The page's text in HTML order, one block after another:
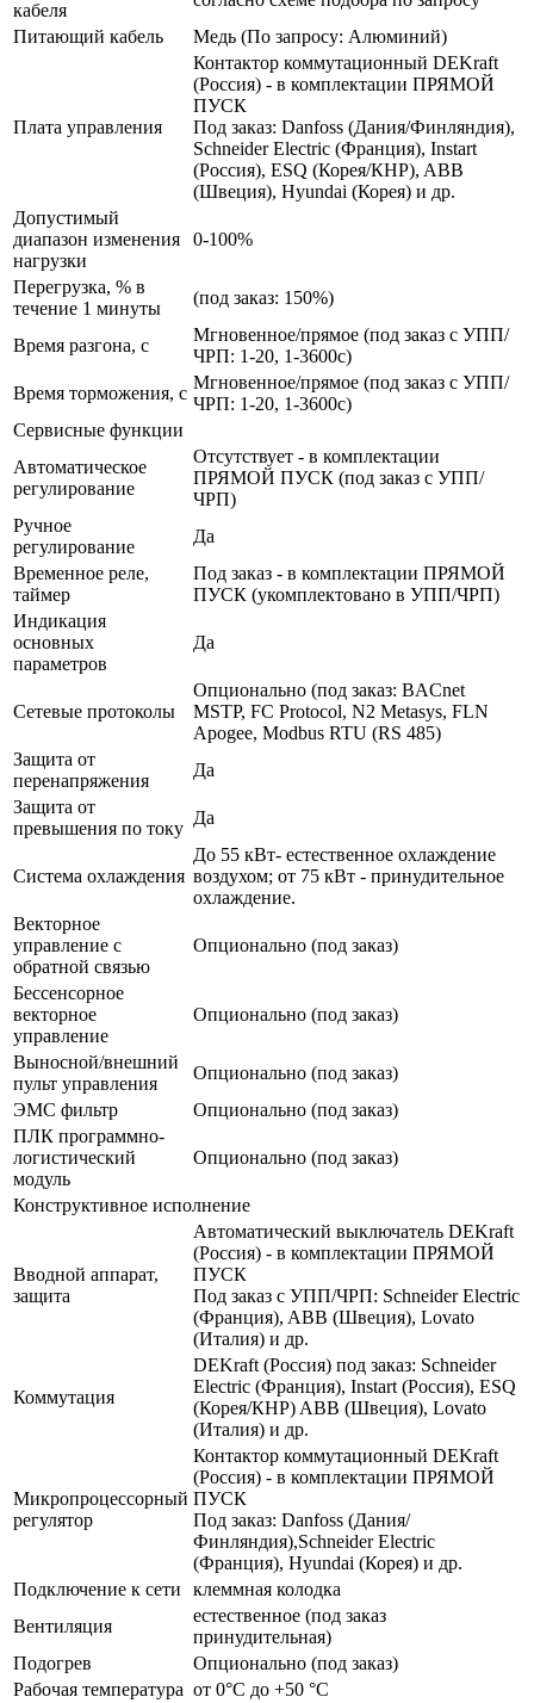
кабеля
Питающий кабель
Медь (По запросу: Алюминий)
Плата управления
Контактор коммутационный DEKraft
(Россия) - в комплектации ПРЯМОЙ
ПУСК
Под заказ: Danfoss (Дания/Финляндия),
Schneider Electric (Франция), Instart
(Россия), ESQ (Корея/КНР), ABB
(Швеция), Hyundai (Корея) и др.
Допустимый
диапазон изменения
нагрузки
0-100%
Перегрузка, % в
течение 1 минуты
(под заказ: 150%)
Время разгона, с
Мгновенное/прямое (под заказ с УПП/
ЧРП: 1-20, 1-3600с)
Время торможения, с
Мгновенное/прямое (под заказ с УПП/
ЧРП: 1-20, 1-3600с)
Сервисные функции
Автоматическое
регулирование
Отсутствует - в комплектации
ПРЯМОЙ ПУСК (под заказ с УПП/
ЧРП)
Ручное
регулирование
Да
Временное реле,
таймер
Под заказ - в комплектации ПРЯМОЙ
ПУСК (укомплектовано в УПП/ЧРП)
Индикация
основных
параметров
Да
Сетевые протоколы
Опционально (под заказ: BACnet
MSTP, FC Protocol, N2 Metasys, FLN
Apogee, Modbus RTU (RS 485)
Защита от
перенапряжения
Да
Защита от
превышения по току
Да
Система охлаждения
До 55 кВт- естественное охлаждение
воздухом; от 75 кВт - принудительное
охлаждение.
Векторное
управление с
обратной связью
Опционально (под заказ)
Бессенсорное
векторное
управление
Опционально (под заказ)
Выносной/внешний
пульт управления
Опционально (под заказ)
ЭМС фильтр
Опционально (под заказ)
ПЛК программно-
логистический
модуль
Опционально (под заказ)
Конструктивное исполнение
Вводной аппарат,
защита
Автоматический выключатель DEKraft
(Россия) - в комплектации ПРЯМОЙ
ПУСК
Под заказ с УПП/ЧРП: Schneider Electric
(Франция), ABB (Швеция), Lovato
(Италия) и др.
Коммутация
DEKraft (Россия) под заказ: Schneider
Electric (Франция), Instart (Россия), ESQ
(Корея/КНР) ABB (Швеция), Lovato
(Италия) и др.
Микропроцессорный
регулятор
Контактор коммутационный DEKraft
(Россия) - в комплектации ПРЯМОЙ
ПУСК
Под заказ: Danfoss (Дания/
Финляндия),Schneider Electric
(Франция), Hyundai (Корея) и др.
Подключение к сети
клеммная колодка
Вентиляция
естественное (под заказ
принудительная)
Подогрев
Опционально (под заказ)
Рабочая температура от 0°C до +50 °C